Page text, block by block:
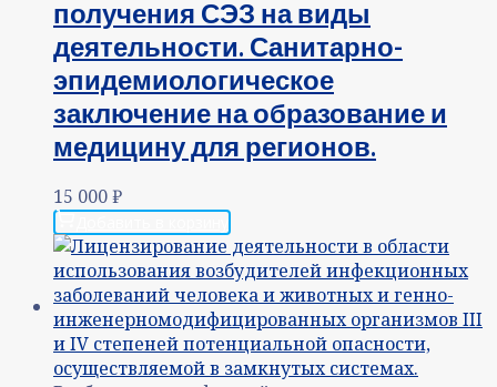
получения СЭЗ на виды
деятельности. Санитарно-
эпидемиологическое
заключение на образование и
медицину для регионов.
15 000₽